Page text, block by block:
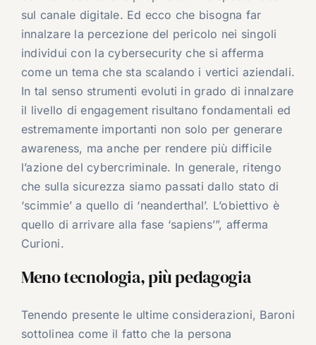
sul canale digitale. Ed ecco che bisogna far
innalzare la percezione del pericolo nei singoli
individui con la cybersecurity che si afferma
come un tema che sta scalando i vertici aziendali.
In tal senso strumenti evoluti in grado di innalzare
il livello di engagement risultano fondamentali ed
estremamente importanti non solo per generare
awareness, ma anche per rendere più difficile
l’azione del cybercriminale. In generale, ritengo
che sulla sicurezza siamo passati dallo stato di
‘scimmie’ a quello di ‘neanderthal’. L’obiettivo è
quello di arrivare alla fase ‘sapiens’”, afferma
Curioni.
Meno tecnologia, più pedagogia
Tenendo presente le ultime considerazioni, Baroni
sottolinea come il fatto che la persona